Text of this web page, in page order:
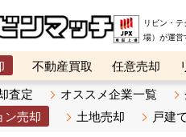
リビン・
場）が運
不動産買取 任意売却
場
ベスト不動産カンパニー
査定 オススメ企業一覧
ン売却
土地売却 戸建